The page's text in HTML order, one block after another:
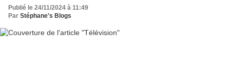
Publié le 24/11/2024 à 11:49
Par Stéphane's Blogs